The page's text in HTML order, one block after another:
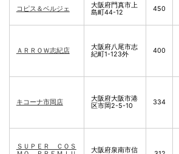
コピス＆ベルジェ
大阪府門真市上
島町44-12
450
ＡＲＲＯＷ志紀店
大阪府八尾市志
紀町1-123外
400
キコーナ市岡店
大阪府大阪市港
区市岡2-5-10
334
ＳＵＰＥＲ ＣＯＳ
大阪府泉南市信